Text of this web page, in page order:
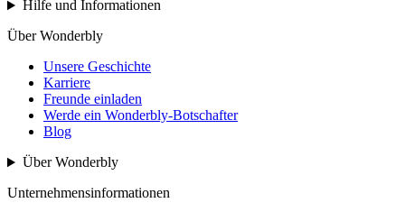
Hilfe und Informationen
Über Wonderbly
Unsere Geschichte
Karriere
Freunde einladen
Werde ein Wonderbly-Botschafter
Blog
Über Wonderbly
Unternehmensinformationen